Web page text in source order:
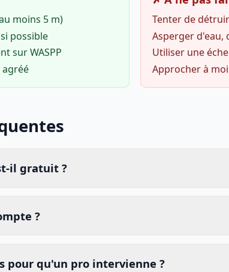
moins 5 m)
possible
sur WASPP
Tenter de
Asperger d'eau,
Utiliser une
Approcher à
il gratuit ?
?
pour qu'un pro intervienne ?